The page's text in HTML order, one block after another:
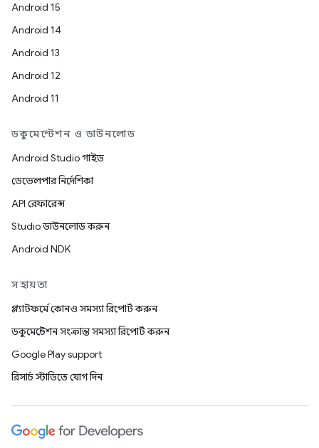
Android 15
Android 14
Android 13
Android 12
Android 11
ডকুমেন্টেশন ও ডাউনলোড
Android Studio গাইড
ডেভেলপার নির্দেশিকা
API রেফারেন্স
Studio ডাউনলোড করুন
Android NDK
সহায়তা
প্ল্যাটফর্মে কোনও সমস্যা রিপোর্ট করুন
ডকুমেন্টেশন সংক্রান্ত সমস্যা রিপোর্ট করুন
Google Play support
রিসার্চ স্টাডিতে যোগ দিন